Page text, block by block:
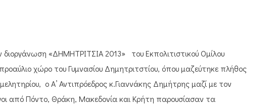
διοργάνωση «ΔΗΜΗΤΡΙΤΣΙΑ 2013» του Εκπολιτιστικού Ομίλου
χώρο του Γυμνασίου Δημητριτστίου, όπου μαζεύτηκε πλήθος
ο Α’ Αντιπρόεδρος κ.Γιαννάκης Δημήτρης μαζί με τον
από Πόντο, Θράκη, Μακεδονία και Κρήτη παρουσίασαν τα